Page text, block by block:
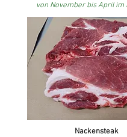
von November bis April im
Nackensteak